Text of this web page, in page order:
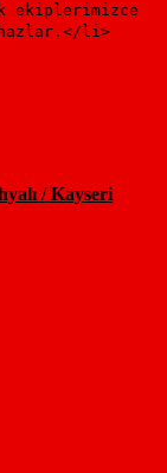
ekiplerimizce
li>
/ Kayseri